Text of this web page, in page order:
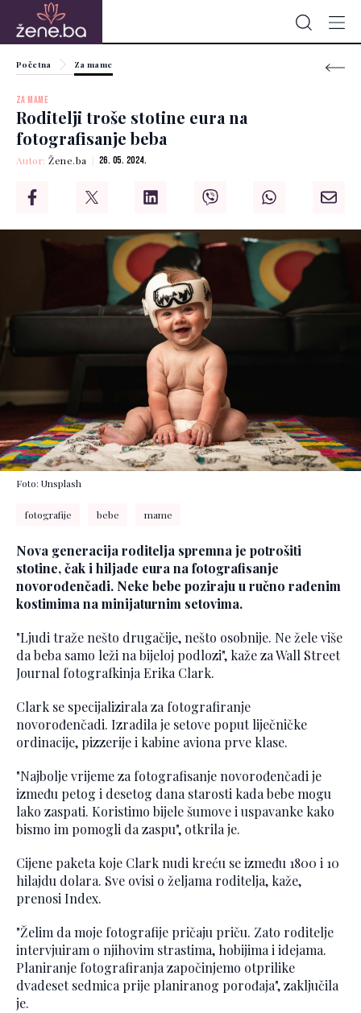
Početna Za mame
ZA MAME
Roditelji troše stotine eura na
fotografisanje beba
Autor:Žene.ba 26. 05. 2024.
Foto: Unsplash
fotografije bebe mame
Nova generacija roditelja spremna je potrošiti
stotine, čak i hiljade eura na fotografisanje
novorođenčadi. Neke bebe poziraju u ručno rađenim
kostimima na minijaturnim setovima.
"Ljudi traže nešto drugačije, nešto osobnije. Ne žele više
da beba samo leži na bijeloj podlozi", kaže za Wall Street
Journal fotografkinja Erika Clark.
Clark se specijalizirala za fotografiranje
novorođenčadi. Izradila je setove poput liječničke
ordinacije, pizzerije i kabine aviona prve klase.
"Najbolje vrijeme za fotografisanje novorođenčadi je
između petog i desetog dana starosti kada bebe mogu
lako zaspati. Koristimo bijele šumove i uspavanke kako
bismo im pomogli da zaspu", otkrila je.
Cijene paketa koje Clark nudi kreću se između 1800 i 10
hilajdu dolara. Sve ovisi o željama roditelja, kaže,
prenosi Index.
"Želim da moje fotografije pričaju priču. Zato roditelje
intervjuiram o njihovim strastima, hobijima i idejama.
Planiranje fotografiranja započinjemo otprilike
dvadeset sedmica prije planiranog porođaja", zaključila
je.